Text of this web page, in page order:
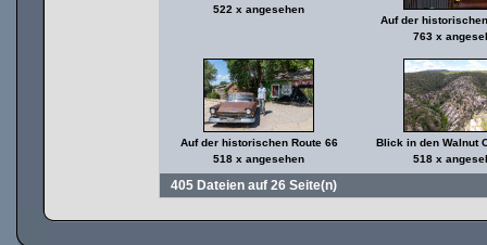
522 x angesehen
Auf der
763 x
Auf der historischen Route 66
518 x angesehen
Blick in den Walnut
518 x
405 Dateien auf 26 Seite(n)